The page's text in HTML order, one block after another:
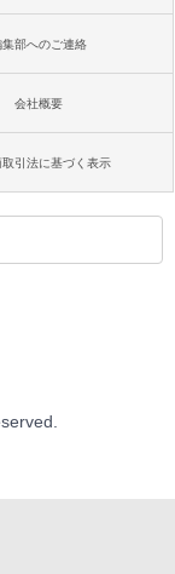
集部へのご連絡
会社概要
取引法に基づく表示